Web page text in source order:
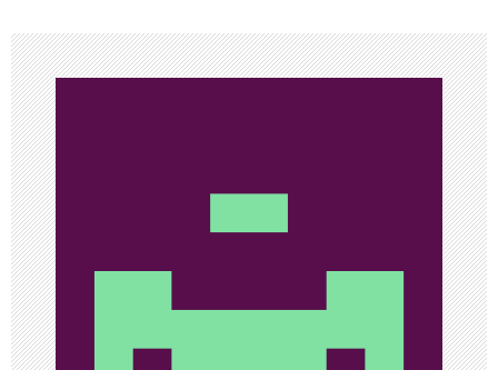
а
ц
и
я
п
о
з
а